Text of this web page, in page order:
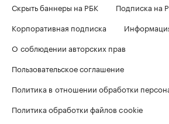
Скрыть баннеры на РБК
Подписка на
Корпоративная подписка
О соблюдении авторских прав
Пользовательское соглашение
Политика в отношении обработки
Политика обработки файлов cookie